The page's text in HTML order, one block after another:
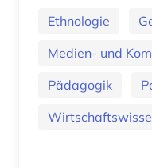
Ethnologie
Medien- und
Pädagogik